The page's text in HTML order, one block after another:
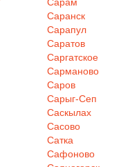
Саранск
Сарапул
Саратов
Саргатское
Сарманово
Саров
Сарыг-Сеп
Саскылах
Сасово
Сатка
Сафоново